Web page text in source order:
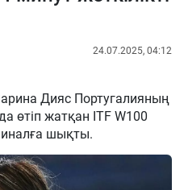
24.07.2025, 04:12
Дияс Португалияның
өтіп жатқан ITF W100
шықты.